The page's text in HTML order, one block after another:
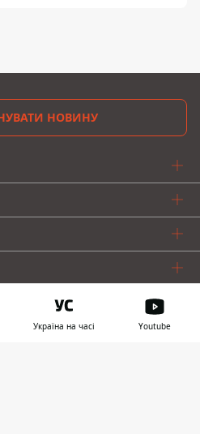
НОВИНУ
Україна на часі Youtube